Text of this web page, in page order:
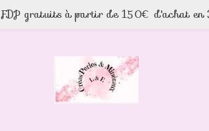
FDP gratuits à partir de 150€ d'achat